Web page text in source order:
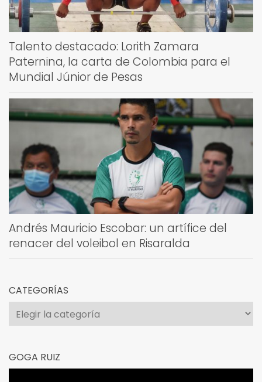
Talento destacado: Lorith Zamara
Paternina, la carta de Colombia para el
Mundial Júnior de Pesas
Andrés Mauricio Escobar: un artífice del
renacer del voleibol en Risaralda
CATEGORÍAS
Categorías
GOGA RUIZ